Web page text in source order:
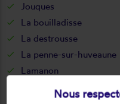
Jouques
La bouilladisse
La destrousse
La penne-sur-huveaune
Lamanon
Lançon-provence
Nous